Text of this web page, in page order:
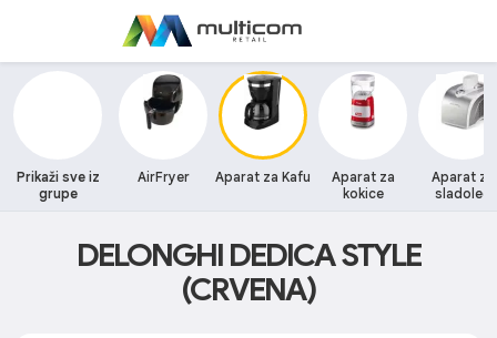
Prikaži sve iz
grupe
AirFryer Aparat za Kafu
Aparat za
kokice
Aparat za
sladoled
DELONGHI DEDICA STYLE
(CRVENA)